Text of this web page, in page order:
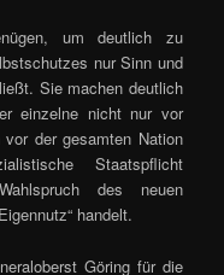
um deutlich zu
nur Sinn und
Sie machen deutlich
einzelne nicht nur vor
der gesamten Nation
Staatspflicht
des neuen
handelt.
Göring für die